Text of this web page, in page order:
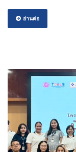
อ่านต่อ